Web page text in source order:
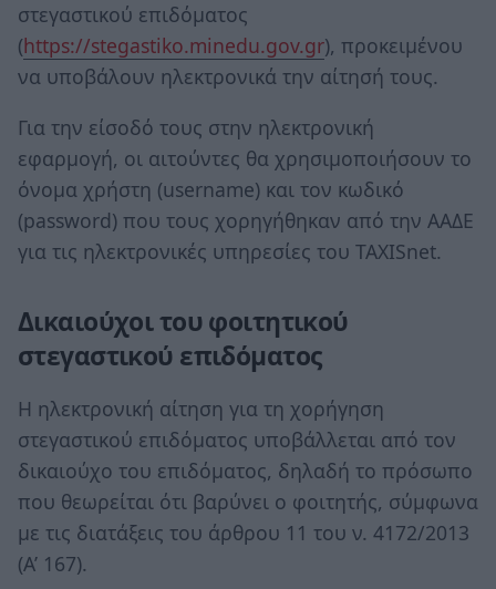
στεγαστικού επιδόματος
(https://stegastiko.minedu.gov.gr), προκειμένου
να υποβάλουν ηλεκτρονικά την αίτησή τους.
Για την είσοδό τους στην ηλεκτρονική
εφαρμογή, οι αιτούντες θα χρησιμοποιήσουν το
όνομα χρήστη (username) και τον κωδικό
(password) που τους χορηγήθηκαν από την ΑΑΔΕ
για τις ηλεκτρονικές υπηρεσίες του TAXISnet.
Δικαιούχοι του φοιτητικού
στεγαστικού επιδόματος
Η ηλεκτρονική αίτηση για τη χορήγηση
στεγαστικού επιδόματος υποβάλλεται από τον
δικαιούχο του επιδόματος, δηλαδή το πρόσωπο
που θεωρείται ότι βαρύνει ο φοιτητής, σύμφωνα
με τις διατάξεις του άρθρου 11 του ν. 4172/2013
(Α’ 167).